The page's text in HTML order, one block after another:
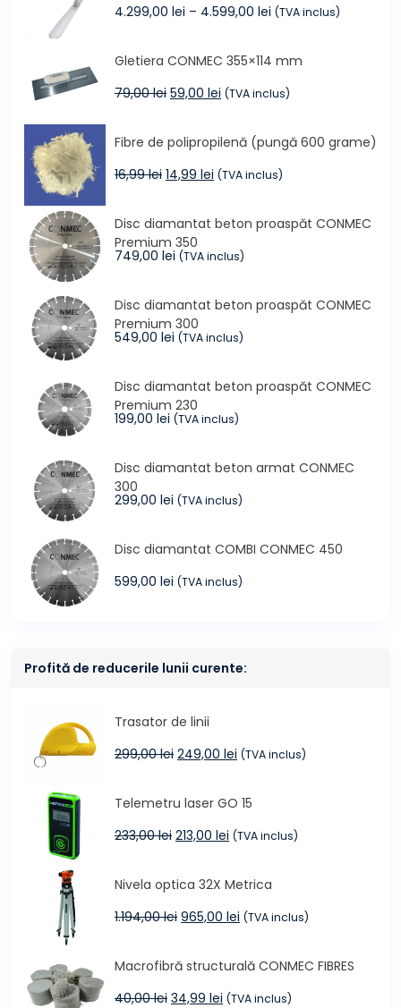
40,00 lei.
4.299,00 lei – 4.599,00 lei Interval
4.299,00 lei
până
(TVA inclus)
Gletiera CONMEC 355×114 mm
79,00lei Prețul
fost:
79,00 lei.
59,00 lei Prețul
59,00 lei.
(TVA inclus)
Fibre de polipropilenă (pungă 600 grame)
16,99lei Prețul
fost:
16,99 lei.
14,99 lei Prețul
14,99 lei.
(TVA inclus)
Disc diamantat beton proaspăt CONMEC
Premium 350
749,00 lei (TVA inclus)
Disc diamantat beton proaspăt CONMEC
Premium 300
549,00 lei (TVA inclus)
Disc diamantat beton proaspăt CONMEC
Premium 230
199,00 lei (TVA inclus)
Disc diamantat beton armat CONMEC
300
299,00 lei (TVA inclus)
Disc diamantat COMBI CONMEC 450
599,00 lei (TVA inclus)
Profită de reducerile lunii curente:
Trasator de linii
299,00lei Prețul
fost:
299,00 lei.
249,00 lei Prețul
249,00 lei.
(TVA inclus)
Telemetru laser GO 15
233,00lei Prețul
fost:
233,00 lei.
213,00 lei Prețul
213,00 lei.
(TVA inclus)
Nivela optica 32X Metrica
1.194,00lei Prețul
fost:
1.194,00 lei.
965,00 lei Prețul
965,00 lei.
(TVA inclus)
Macrofibră structurală CONMEC FIBRES
40,00lei Prețul
34,99 lei Prețul
(TVA inclus)